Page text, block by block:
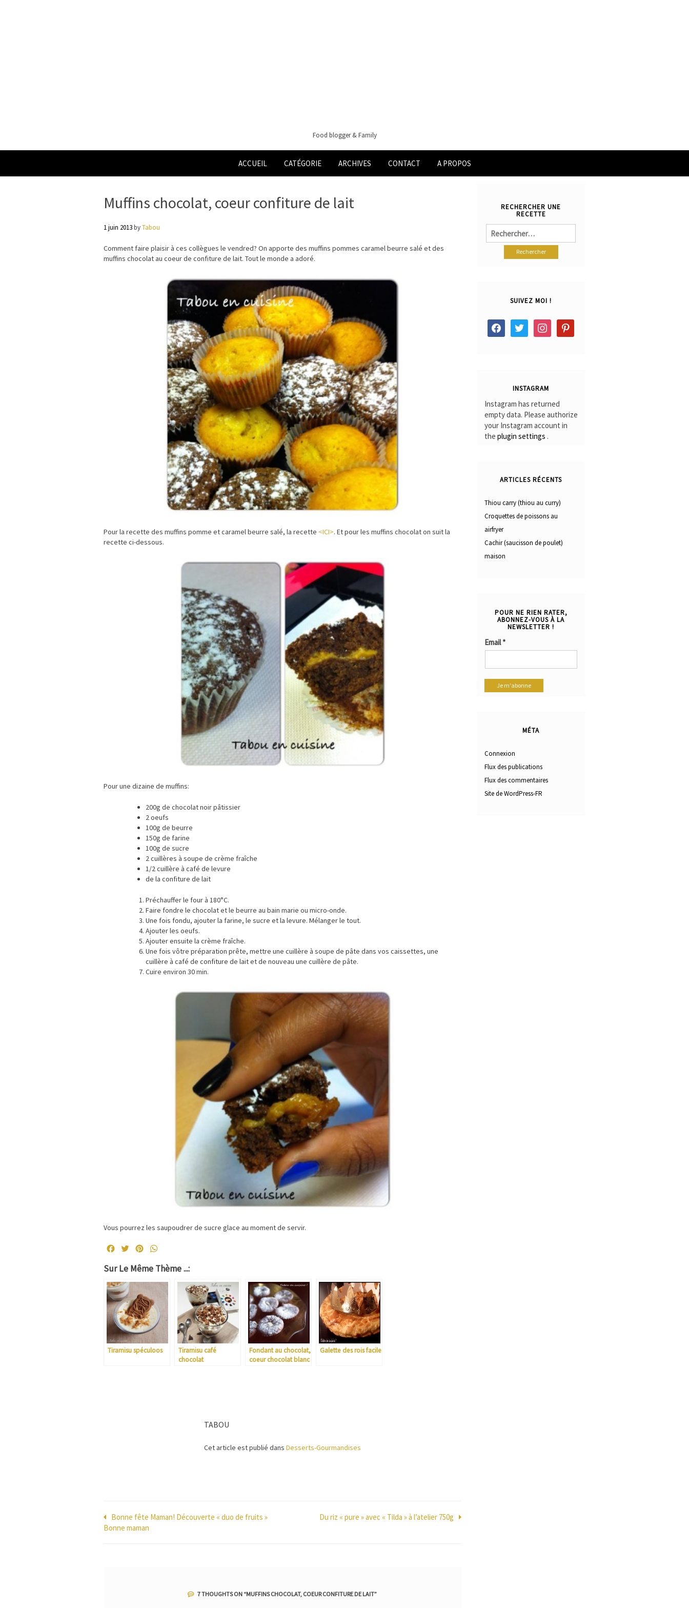
Food blogger & Family
ACCUEIL CATÉGORIE ARCHIVES CONTACT A PROPOS
Muffins chocolat, coeur confiture de lait
1 juin 2013byTabou
Comment faire plaisir à ces collègues le vendred? On apporte des muffins pommes caramel beurre salé et des
muffins chocolat au coeur de confiture de lait. Tout le monde a adoré.
Pour la recette des muffins pomme et caramel beurre salé, la recette <ICI>. Et pour les muffins chocolat on suit la
recette ci-dessous.
Pour une dizaine de muffins:
200g de chocolat noir pâtissier
2 oeufs
100g de beurre
150g de farine
100g de sucre
2 cuillères à soupe de crème fraîche
1/2 cuillère à café de levure
de la confiture de lait
Préchauffer le four à 180°C.
Faire fondre le chocolat et le beurre au bain marie ou micro-onde.
Une fois fondu, ajouter la farine, le sucre et la levure. Mélanger le tout.
Ajouter les oeufs.
Ajouter ensuite la crème fraîche.
Une fois vôtre préparation prête, mettre une cuillère à soupe de pâte dans vos caissettes, une
cuillère à café de confiture de lait et de nouveau une cuillère de pâte.
Cuire environ 30 min.
Vous pourrez les saupoudrer de sucre glace au moment de servir.
FacebookTwitterPinterest
Sur Le Même Thème ...:
Tiramisu spéculoos
Tiramisu café
chocolat
Fondant au chocolat,
coeur chocolat blanc
Galette des rois facile
TABOU
Cet article est publié dansDesserts-Gourmandises
Navigation
de
Bonne fête Maman! Découverte « duo de fruits »
Bonne maman
Du riz « pure » avec « Tilda » à l’atelier 750g
7 THOUGHTS ON “MUFFINS CHOCOLAT, COEUR CONFITURE DE LAIT”
RECHERCHER UNE
RECETTE
Rechercher :
SUIVEZ MOI !
facebook twitter instagram pinterest
INSTAGRAM
Instagram has returned
empty data. Please authorize
your Instagram account in
the plugin settings .
ARTICLES RÉCENTS
Thiou carry (thiou au curry)
Croquettes de poissons au
airfryer
Cachir (saucisson de poulet)
maison
POUR NE RIEN RATER,
ABONNEZ-VOUS À LA
NEWSLETTER !
Email*
MÉTA
Connexion
Flux des publications
Flux des commentaires
Site de WordPress-FR